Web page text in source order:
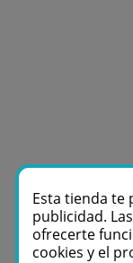
Esta tienda te
publicidad.
ofrecerte
cookies y el